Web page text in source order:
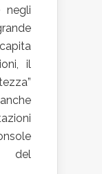
negli
il
del